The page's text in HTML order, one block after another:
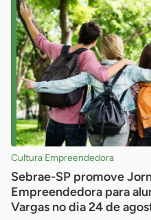
Cultura Empreendedora
Sebrae-SP promove
Empreendedora para
Vargas no dia 24 de